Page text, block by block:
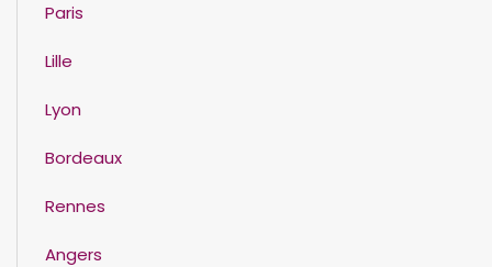
Paris
Lille
Lyon
Bordeaux
Rennes
Angers